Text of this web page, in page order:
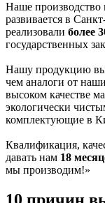
Наше производство
развивается в
реализовали более
государственных
Нашу продукцию вы
чем аналоги от
высоком качестве
экологически
комплектующие в
Квалификация,
давать нам 18
мы производим!»